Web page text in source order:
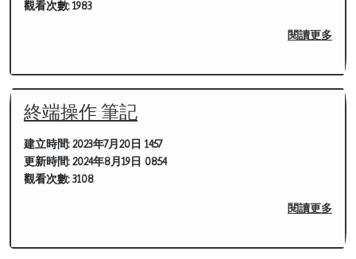
觀看次數:1983
閱讀更多
終端操作 筆記
建立時間: 2023年7月20日 14:57
更新時間: 2024年8月19日 08:54
觀看次數: 3108
閱讀更多